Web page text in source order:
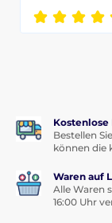
Bestellen
können die
Waren auf
Alle Waren
16:00 Uhr